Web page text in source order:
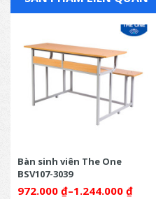
Bàn sinh viên The One
BSV107-3039
972.000 ₫–1.244.000 ₫